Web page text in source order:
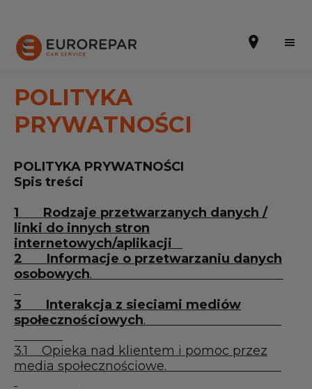
INFORMACJE O NAS
PROMOCJE
OFERTA USŁUG
GAMA CZĘŚCI ZAMIENNYCH EUROREPAR
SKONTAKTUJ SIĘ Z NAMI
Wszystkie warsztaty
POLITYKA
PRYWATNOŚCI
POLITYKA PRYWATNOŚCI
Spis treści
1
Rodzaje przetwarzanych danych /
linki do innych stron
internetowych/aplikacji
2
Informacje o przetwarzaniu danych
osobowych.
3
Interakcja z sieciami mediów
społecznościowych.
3.1 Opieka nad klientem i pomoc przez
media społecznościowe.